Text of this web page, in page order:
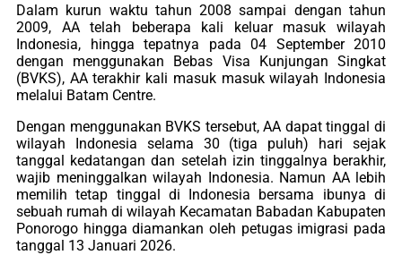
Dalam kurun waktu tahun 2008 sampai dengan tahun
2009, AA telah beberapa kali keluar masuk wilayah
Indonesia, hingga tepatnya pada 04 September 2010
dengan menggunakan Bebas Visa Kunjungan Singkat
(BVKS), AA terakhir kali masuk masuk wilayah Indonesia
melalui Batam Centre.
Dengan menggunakan BVKS tersebut, AA dapat tinggal di
wilayah Indonesia selama 30 (tiga puluh) hari sejak
tanggal kedatangan dan setelah izin tinggalnya berakhir,
wajib meninggalkan wilayah Indonesia. Namun AA lebih
memilih tetap tinggal di Indonesia bersama ibunya di
sebuah rumah di wilayah Kecamatan Babadan Kabupaten
Ponorogo hingga diamankan oleh petugas imigrasi pada
tanggal 13 Januari 2026.